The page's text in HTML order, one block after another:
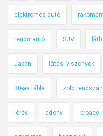
elektromos autó
rendőrautó SUV
Japán látási viszonyok
30-as tábla zöld
lórév adony proace